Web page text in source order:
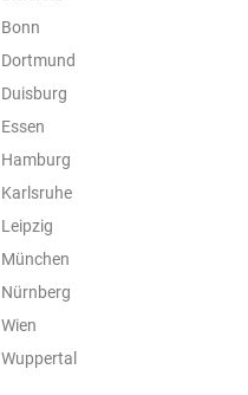
Bonn
Dortmund
Duisburg
Essen
Hamburg
Karlsruhe
Leipzig
München
Nürnberg
Wien
Wuppertal